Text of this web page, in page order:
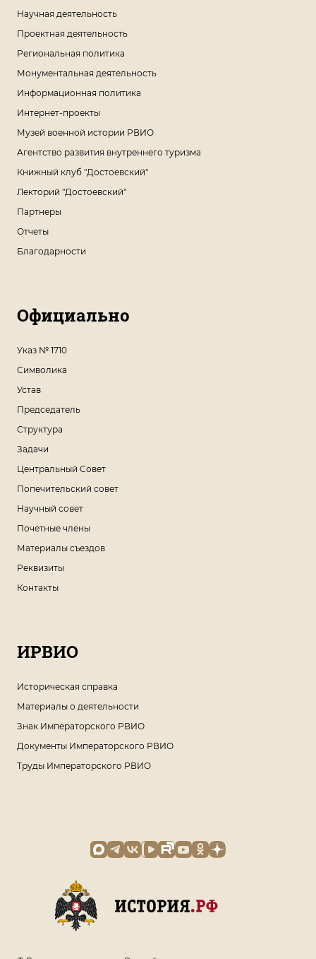
Научная деятельность
Проектная деятельность
Региональная политика
Монументальная деятельность
Информационная политика
Интернет-проекты
Музей военной истории РВИО
Агентство развития внутреннего туризма
Книжный клуб "Достоевский"
Лекторий "Достоевский"
Партнеры
Отчеты
Благодарности
Официально
Указ № 1710
Символика
Устав
Председатель
Структура
Задачи
Центральный Совет
Попечительский совет
Научный совет
Почетные члены
Материалы съездов
Реквизиты
Контакты
ИРВИО
Историческая справка
Материалы о деятельности
Знак Императорского РВИО
Документы Императорского РВИО
Труды Императорского РВИО